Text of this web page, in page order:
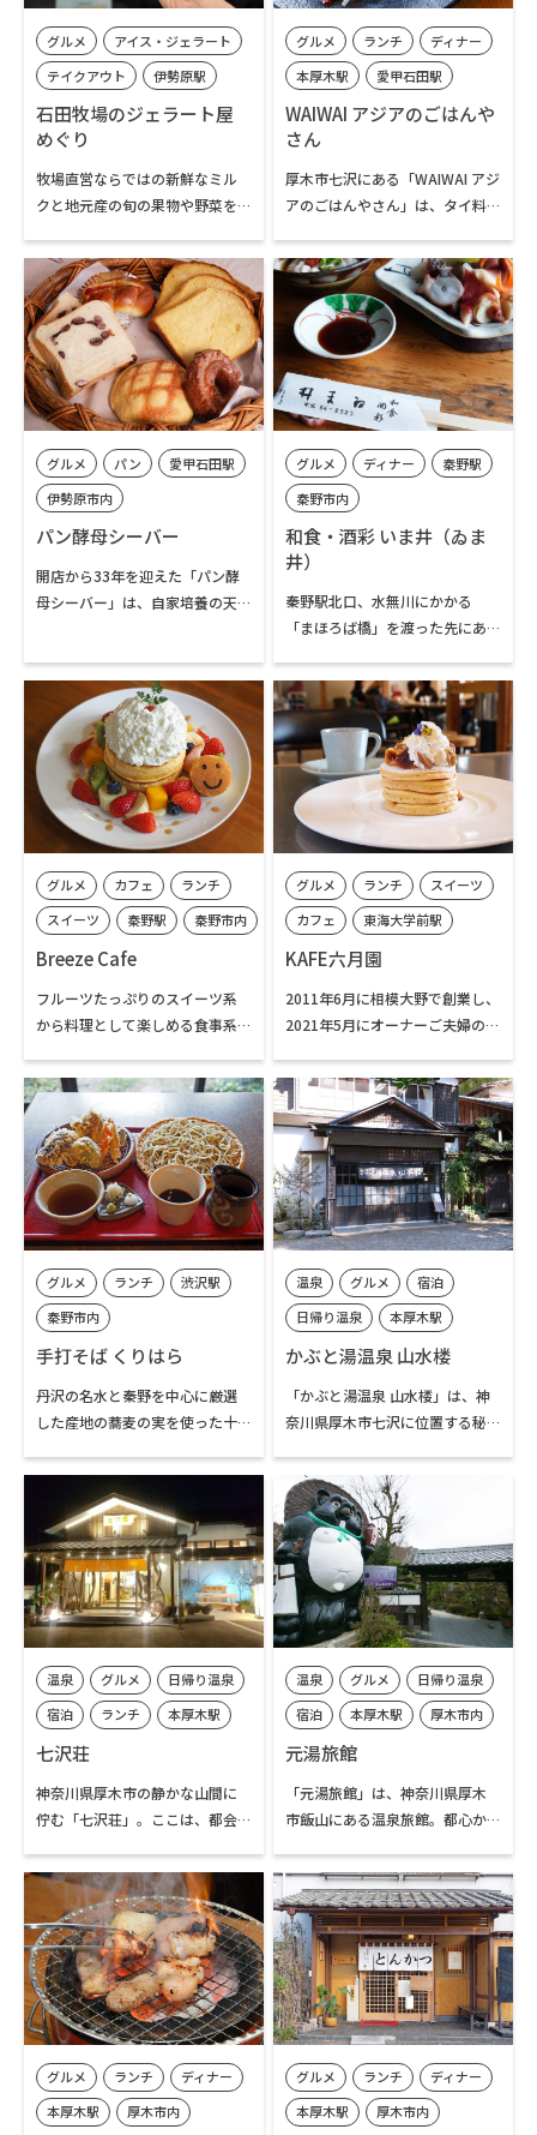
素材の持ち味と技が際立つ味わ
いです。毎朝丁寧に仕込む手打ち
時間かけてじっくり焼き上げる
「ニューヨークチーズケーキ」
や、ふわふわ食感が魅力の期間
限定メニュー「雪氷」をどう
うなど特別なコース料理も堪能
できます。
グルメ
アイス・ジェラート
テイクアウト
伊勢原駅
伊勢原市内
石田牧場のジェラート屋
めぐり
牧場直営ならではの新鮮なミル
クと地元産の旬の果物や野菜を
のお店。季節ごとの限定メニュ
ーを含め16種ほどのジェラート
がラインアップされ、サイズも
ミニ、シングル、ダブル、トリ
プルと揃っています。店内のイー
トインコーナーでいただくこと
ができます。また、カップ入りの
ります。
グルメ ランチ
ディナー
本厚木駅
愛甲石田駅
伊勢原駅
厚木市内
七沢・広沢寺温泉エリア
WAIWAI アジアのごはんや
さん
厚木市七沢にある「WAIWAI アジ
アのごはんやさん」は、タイ料
を気軽に楽しめる隠れ家的カフ
ェレストランです。看板メニュー
のグリーンカレーを筆頭に、さ
まざまなタイ料理が揃います。年
代問わず人気なのが、米粉の平
打ち麺を使った焼きそば「パッ
タイ」。牛肉とカラーピーマン
め、人気メニューを一皿にまと
めた「ガパオプレート」も評判
グルメ パン
愛甲石田駅
伊勢原市内
パン酵母シーバー
開店から33年を迎えた「パン酵
母シーバー」は、自家培養の天
り続けています。10種類ほどの
食パンをはじめ、総菜パンや菓
子パン、焼菓子なども含めると店
内には100種類のも商品が並びま
す。朝7時～10時はモーニング、
11時30分～14時まではランチ営
業としてパン以外の飲食メニュ
薄となる日も多いため、お昼前
の来店がお薦めです。
グルメ ディナー
秦野駅
秦野市内
和食・酒彩 いま井（ゐま
井）
秦野駅北口、水無川にかかる
「まほろば橋」を渡った先にあ
ら間もなく30年を迎える、地元
のお客様が足繁く通う名店です。
地元出身の店主今井さん自ら選
び、仕入れた旬の魚介や野菜を
丁寧に調理した和食が評判です。
秦野をはじめ全国の銘酒も揃っ
ています。丹沢登山の後に立ち寄
グルメ カフェ
ランチ
スイーツ
秦野駅 秦野市内
Breeze Cafe
フルーツたっぷりのスイーツ系
から料理として楽しめる食事系
する専門店です。パンケーキ以外
の食事メニューやサイドメニュ
ーも充実しており、おやつや軽
食としてだけでなく、しっかり
とした食事も楽しむことができ
ます。ソフトドリンクだけでなく
ビールやワインもあり、ハイキ
ぴったりです。
グルメ ランチ
スイーツ
カフェ
東海大学前駅
秦野市内
KAFE六月園
2011年6月に相模大野で創業し、
2021年5月にオーナーご夫婦の出
たお店です。季節限定メニューも
含め7種類ほどのパンケーキは、
相模大野店時代からの看板メニ
ュー。15種もあるパスタも人気
です。コーヒーは自家焙煎したス
ペシャリティーコーヒー豆を使
用するこだわりよう。「家族に食
ンセプトの通り、材料を厳選し
て手作りする料理やお菓子が評
グルメ ランチ
渋沢駅
秦野市内
手打そば くりはら
丹沢の名水と秦野を中心に厳選
した産地の蕎麦の実を使った十
蕎麦粉を注文ごとに手打ちする
蕎麦は、十割ならではのコシの
強さと繊細な風味を楽しむこと
ができます。地元野菜ならではの
旨味を味わえる天ぷらは精進な
がら満足感のある一品。乳製
品、卵、小麦粉不使用の「蕎麦
す。
温泉 グルメ
宿泊
日帰り温泉
本厚木駅
伊勢原駅
七沢・広沢寺温泉エリア
かぶと湯温泉 山水楼
「かぶと湯温泉 山水楼」は、神
奈川県厚木市七沢に位置する秘
大震災で、かぶとの形をした岩
の麓から温泉が湧き出したこと
が、名前の由来になっています。
約1世紀にわたり、自然湧出した
源泉をかけ流しで提供している
老舗の温泉施設です。機械を使っ
地表まで自噴する湯をそのまま
かけ流しで楽しめます。
温泉 グルメ
日帰り温泉
宿泊
ランチ
本厚木駅
厚木市内
七沢・広沢寺温泉エリア
七沢荘
神奈川県厚木市の静かな山間に
佇む「七沢荘」。ここは、都会
ゆっくり休めることができる隠
れ家のような温泉宿です。都心か
ら電車とバスで約1時間とアクセ
スにも優れています。
都心・横浜から近いにも関わら
ず、四季ごとに表情を変える山々
訪れても雄大な自然を感じられ
ます。宿の目の前は自然豊かな風
温泉 グルメ
日帰り温泉
宿泊
本厚木駅
厚木市内
飯山温泉エリア
元湯旅館
「元湯旅館」は、神奈川県厚木
市飯山にある温泉旅館。都心か
かな自然が広がる静かな環境が
魅力です。
小田急線「本厚木駅」からは神
奈中バスで約25分です。また、
「本厚木駅」からは無料送迎サ
ービスも利用可能です。（ご利用
です）
グルメ ランチ
ディナー
本厚木駅
厚木市内
グルメ ランチ
ディナー
本厚木駅
厚木市内